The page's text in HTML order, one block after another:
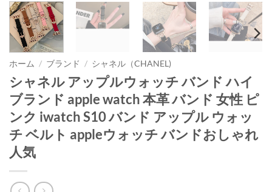
ホーム / ブランド / シャネル（CHANEL)
シャネル アップルウォッチ バンド ハイ
ブランド apple watch 本革 バンド 女性 ピ
ンク iwatch S10 バンド アップル ウォッ
チ ベルト appleウォッチ バンドおしゃれ
人気